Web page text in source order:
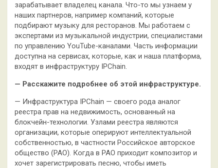
зарабатывает владелец канала. Что-то мы узнаем у
наших партнеров, например компаний, которые
подбирают музыку для ресторанов. Мы работаем с
экспертами из музыкальной индустрии, специалистами
по управлению YouTube-каналами. Часть информации
доступна на сервисах, которые, как и наша платформа,
входят в инфраструктуру IPChain.
— Расскажите подробнее об этой инфраструктуре.
— Инфраструктура IPChain — своего рода аналог
реестра прав на недвижимость, основанный на
блокчейн-технологии. Узлами реестра являются
организации, которые оперируют интеллектуальной
собственностью, в частности Российское авторское
общество (РАО). Когда в РАО приходит композитор и
хочет зарегистрировать песню, чтобы иметь